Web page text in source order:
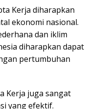
Kerja diharapkan
ekonomi nasional.
dan iklim
diharapkan dapat
pertumbuhan
Kerja juga sangat
yang efektif.